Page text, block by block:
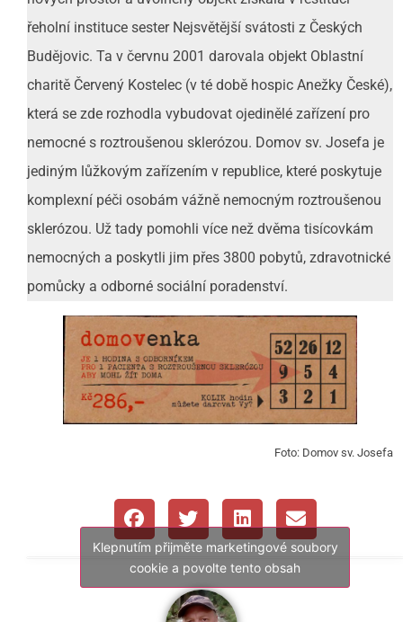
řeholní instituce sester Nejsvětější svátosti z Českých
Budějovic. Ta v červnu 2001 darovala objekt Oblastní
charitě Červený Kostelec (v té době hospic Anežky České),
která se zde rozhodla vybudovat ojedinělé zařízení pro
nemocné s roztroušenou sklerózou. Domov sv. Josefa je
jediným lůžkovým zařízením v republice, které poskytuje
komplexní péči osobám vážně nemocným roztroušenou
sklerózou. Už tady pomohli více než dvěma tisícovkám
nemocných a poskytli jim přes 3800 pobytů, zdravotnické
pomůcky a odborné sociální poradenství.
Foto: Domov sv. Josefa
Klepnutím přijměte marketingové soubory
cookie a povolte tento obsah